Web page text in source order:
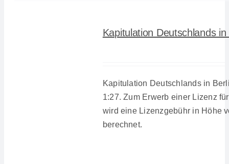
Kapitulation Deutschlands
Kapitulation Deutschlands in
1:27. Zum Erwerb einer Lizenz
wird eine Lizenzgebühr in Höhe
berechnet.